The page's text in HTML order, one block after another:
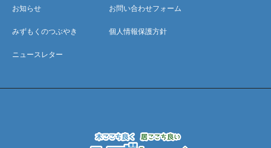
お知らせ
みずもくのつぶやき
ニュースレター
お問い合わせフォーム
個人情報保護方針